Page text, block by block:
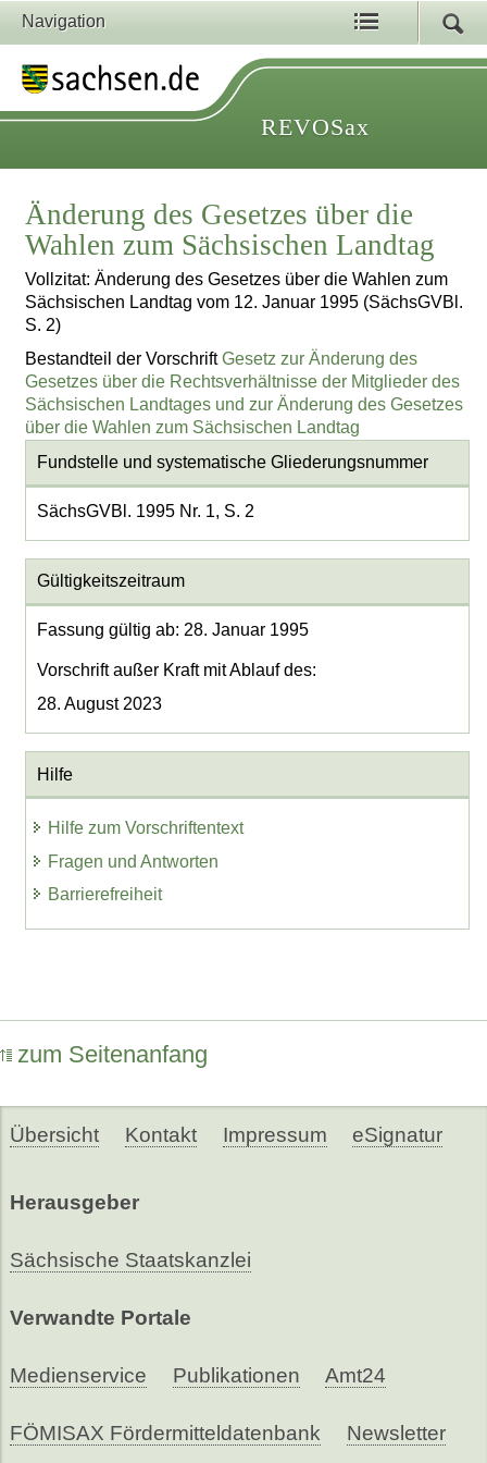
Navigation
REVOSax
Änderung des Gesetzes über die
Wahlen zum Sächsischen Landtag
Vollzitat: Änderung des Gesetzes über die Wahlen zum
Sächsischen Landtag vom 12. Januar 1995 (SächsGVBl.
S. 2)
Bestandteil der VorschriftGesetz zur Änderung des
Gesetzes über die Rechtsverhältnisse der Mitglieder des
Sächsischen Landtages und zur Änderung des Gesetzes
über die Wahlen zum Sächsischen Landtag
Fundstelle und systematische Gliederungsnummer
SächsGVBl. 1995 Nr. 1, S. 2
Gültigkeitszeitraum
Fassung gültig ab: 28. Januar 1995
Vorschrift außer Kraft mit Ablauf des:
28. August 2023
Hilfe
Hilfe zum Vorschriftentext
Fragen und Antworten
Barrierefreiheit
zum Seitenanfang
Übersicht Kontakt Impressum eSignatur
Herausgeber
Sächsische Staatskanzlei
Verwandte Portale
Medienservice Publikationen Amt24
FÖMISAX Fördermitteldatenbank Newsletter